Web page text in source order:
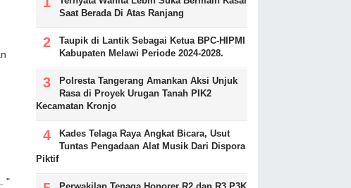
"
Saat Berada Di Atas Ranjang
Taupik di Lantik Sebagai Ketua BPC-HIPMI
Kabupaten Melawi Periode 2024-2028.
Polresta Tangerang Amankan Aksi Unjuk
Rasa di Proyek Urugan Tanah PIK2
Kecamatan Kronjo
Kades Telaga Raya Angkat Bicara, Usut
Tuntas Pengadaan Alat Musik Dari Dispora
Piktif